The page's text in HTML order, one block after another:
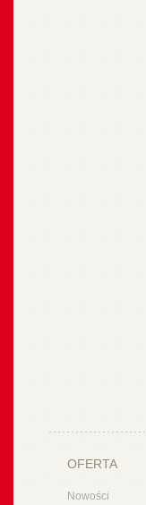
OFERTA
Nowości